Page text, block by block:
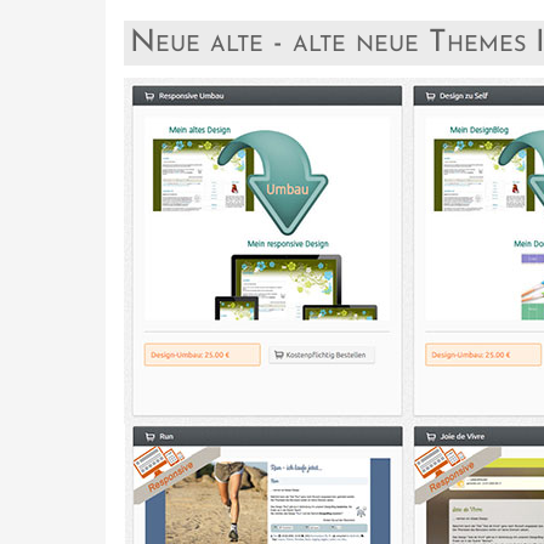
Neue alte - alte neue Themes